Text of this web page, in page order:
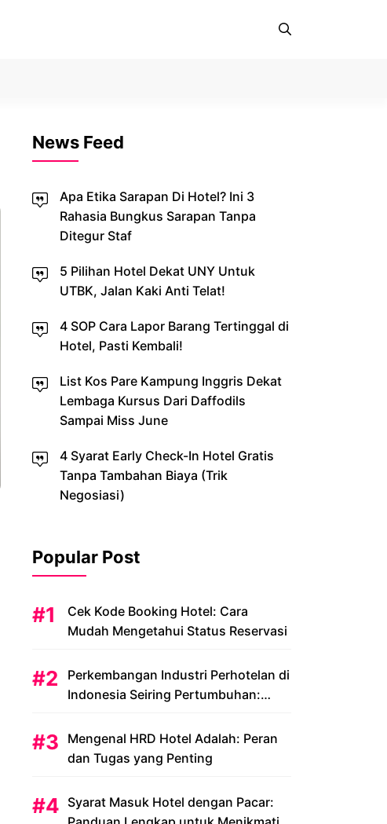
News Feed
Apa Etika Sarapan Di Hotel? Ini 3
Rahasia Bungkus Sarapan Tanpa
Ditegur Staf
5 Pilihan Hotel Dekat UNY Untuk
UTBK, Jalan Kaki Anti Telat!
4 SOP Cara Lapor Barang Tertinggal di
Hotel, Pasti Kembali!
List Kos Pare Kampung Inggris Dekat
Lembaga Kursus Dari Daffodils
Sampai Miss June
4 Syarat Early Check-In Hotel Gratis
Tanpa Tambahan Biaya (Trik
Negosiasi)
Popular Post
Cek Kode Booking Hotel: Cara
Mudah Mengetahui Status Reservasi
Perkembangan Industri Perhotelan di
Indonesia Seiring Pertumbuhan:
Mengenal HRD Hotel Adalah: Peran
dan Tugas yang Penting
Syarat Masuk Hotel dengan Pacar: